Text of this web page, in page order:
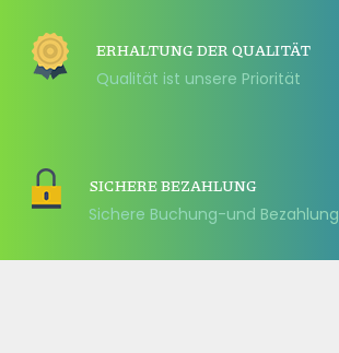
ERHALTUNG DER QUALITÄT
Qualität ist unsere Priorität
SICHERE BEZAHLUNG
Sichere Buchung-und Bezahlung